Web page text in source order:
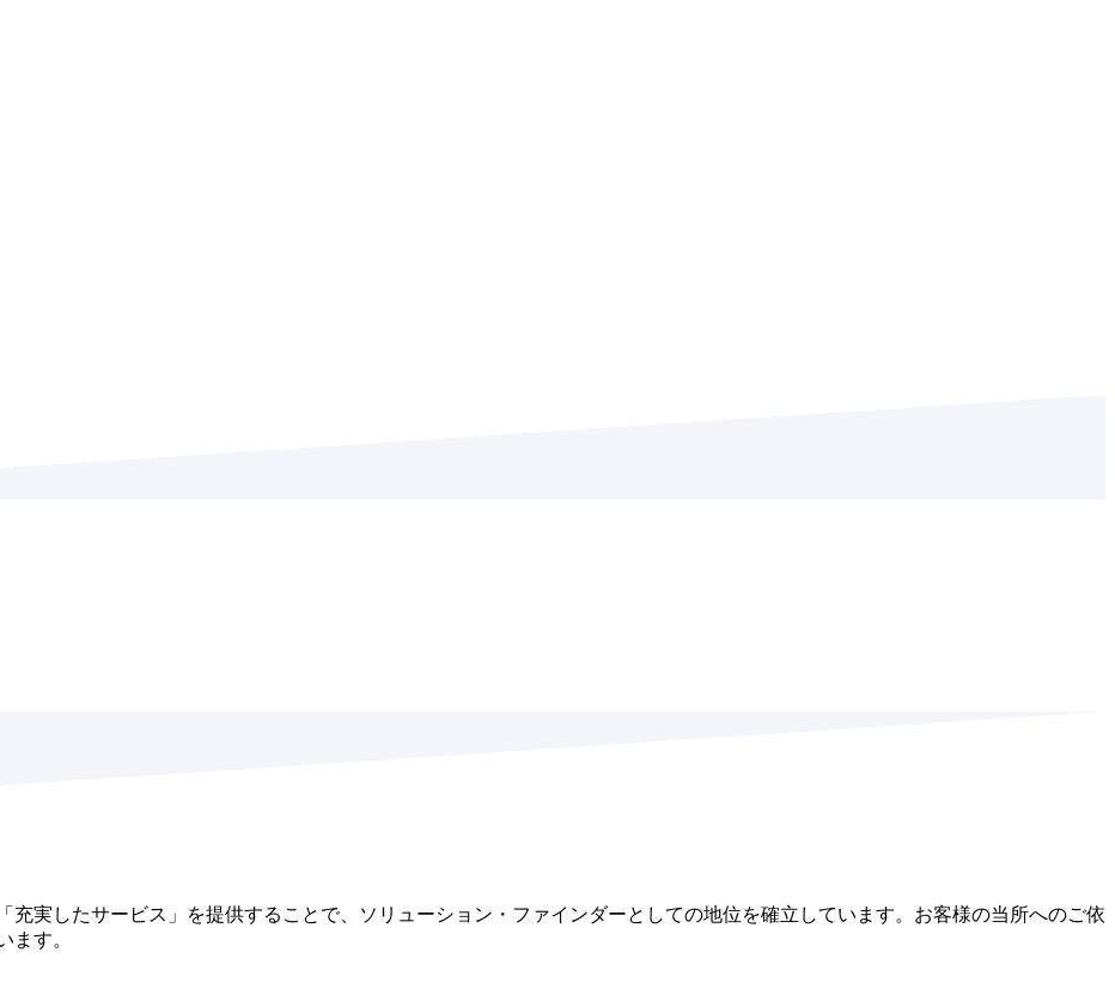
実したサービス」を提供することで、ソリューション・ファインダーとしての地位を確立しています。お客様の当所へのご依
ます。